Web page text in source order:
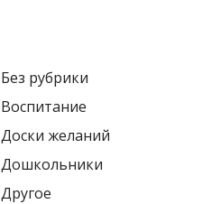
Без рубрики
Воспитание
Доски желаний
Дошкольники
Другое